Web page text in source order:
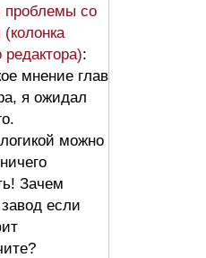
со
редактора):
мнение глав
я ожидал
можно
Зачем
если